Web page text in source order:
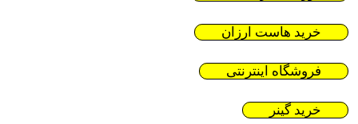
خرید هاست ارزان
فروشگاه اینترنتی
خرید گینر